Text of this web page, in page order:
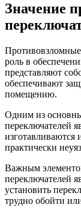
Значение
роль в
представляют
обеспечивают
помещению.
Одним из
переключателей
изготавливаются
практически
Важным
переключателей
установить
трудно обойти